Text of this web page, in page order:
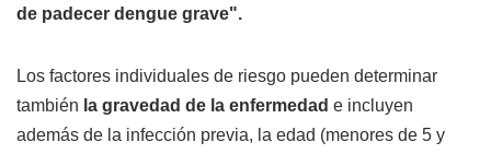
de padecer dengue grave".
Los factores individuales de riesgo pueden determinar
también la gravedad de la enfermedad e incluyen
además de la infección previa, la edad (menores de 5 y